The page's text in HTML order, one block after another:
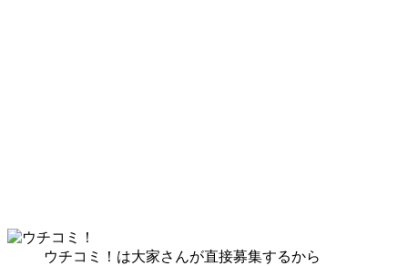
ウチコミ！は大家さんが直接募集するから